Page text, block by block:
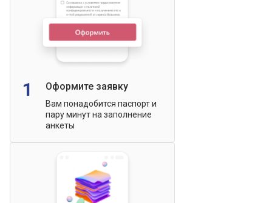
1 Оформите заявку
Вам понадобится паспорт и
пару минут на заполнение
анкеты